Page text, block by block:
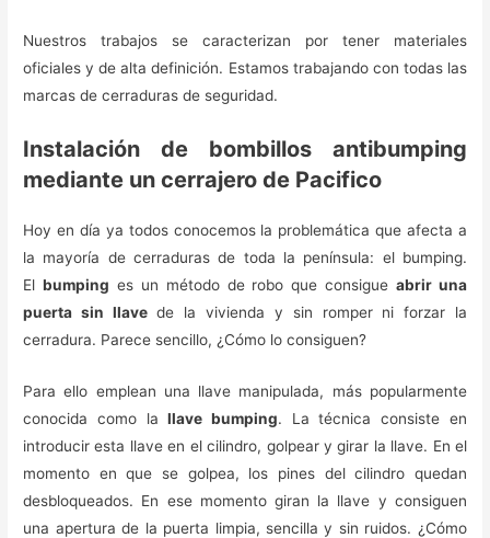
Nuestros trabajos se caracterizan por tener materiales
oficiales y de alta definición. Estamos trabajando con todas las
marcas de cerraduras de seguridad.
Instalación de bombillos antibumping
mediante un cerrajero de Pacifico
Hoy en día ya todos conocemos la problemática que afecta a
la mayoría de cerraduras de toda la península: el bumping.
El bumping es un método de robo que consigueabrir una
puerta sin llavede la vivienda y sin romper ni forzar la
cerradura. Parece sencillo, ¿Cómo lo consiguen?
Para ello emplean una llave manipulada, más popularmente
conocida como lallave bumping. La técnica consiste en
introducir esta llave en el cilindro, golpear y girar la llave. En el
momento en que se golpea, los pines del cilindro quedan
desbloqueados. En ese momento giran la llave y consiguen
una apertura de la puerta limpia, sencilla y sin ruidos. ¿Cómo